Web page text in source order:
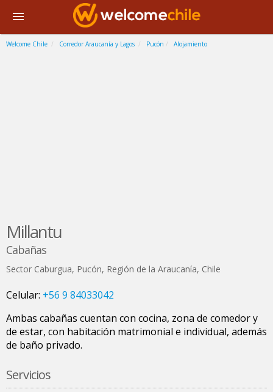
Welcome Chile Corredor Araucanía y Lagos Pucón Alojamiento
Millantu
Cabañas
Sector Caburgua, Pucón, Región de la Araucanía, Chile
Celular: +56 9 84033042
Ambas cabañas cuentan con cocina, zona de comedor y
de estar, con habitación matrimonial e individual, además
de baño privado.
Servicios